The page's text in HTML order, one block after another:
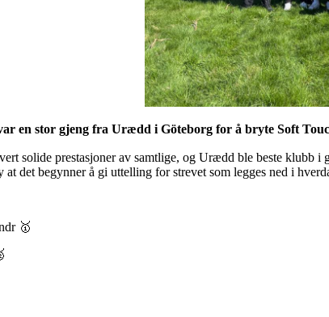
en stor gjeng fra Urædd i Göteborg for å bryte Soft
solide prestasjoner av samtlige, og Urædd ble beste klubb i
at det begynner å gi uttelling for strevet som legges ned i
🥇